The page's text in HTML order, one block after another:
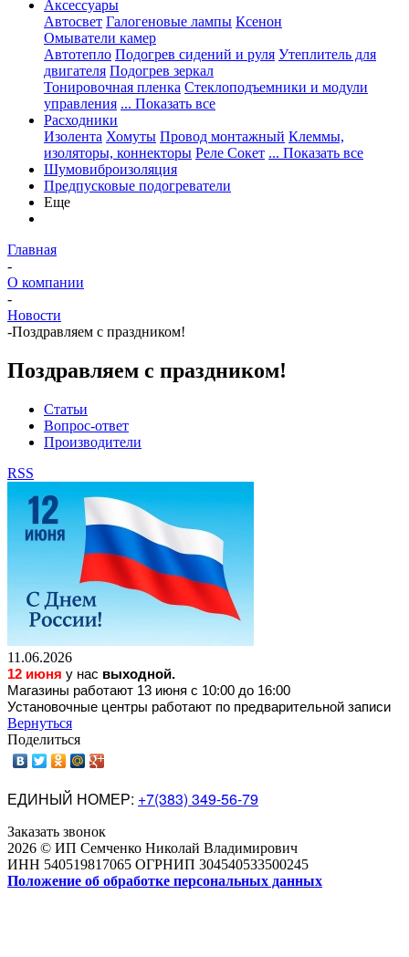
Аксессуары
Автосвет Галогеновые лампы Ксенон
Омыватели камер
Автотепло Подогрев сидений и руля Утеплитель для
двигателя Подогрев зеркал
Тонировочная пленка Стеклоподъемники и модули
управления ... Показать все
Расходники
Изолента Хомуты Провод монтажный Клеммы,
изоляторы, коннекторы Реле Сокет ... Показать все
Шумовиброизоляция
Предпусковые подогреватели
Еще
Главная
-
О компании
-
Новости
-Поздравляем с праздником!
Поздравляем с праздником!
Статьи
Вопрос-ответ
Производители
RSS
11.06.2026
12 июня у нас выходной.
Магазины работают 13 июня с 10:00 до 16:00
Установочные центры работают по предварительной записи
Вернуться
Поделиться
ЕДИНЫЙ НОМЕР: +7(383) 349-56-79
Заказать звонок
2026 © ИП Семченко Николай Владимирович
ИНН 540519817065 ОГРНИП 304540533500245
Положение об обработке персональных данных